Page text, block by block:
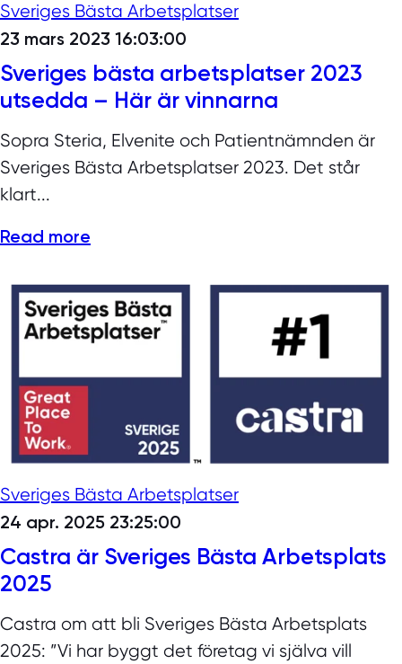
Sveriges Bästa Arbetsplatser
23 mars 2023 16:03:00
Sveriges bästa arbetsplatser 2023
utsedda – Här är vinnarna
Sopra Steria, Elvenite och Patientnämnden är
Sveriges Bästa Arbetsplatser 2023. Det står
klart...
Read more
Sveriges Bästa Arbetsplatser
24 apr. 2025 23:25:00
Castra är Sveriges Bästa Arbetsplats
2025
Castra om att bli Sveriges Bästa Arbetsplats
2025: ”Vi har byggt det företag vi själva vill